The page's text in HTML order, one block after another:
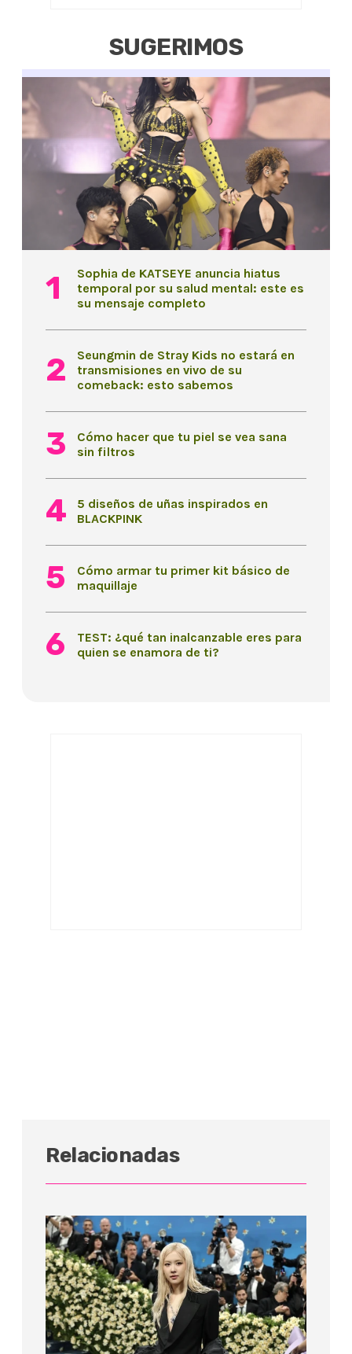
SUGERIMOS
Sophia de KATSEYE anuncia hiatus
temporal por su salud mental: este es
su mensaje completo
Seungmin de Stray Kids no estará en
transmisiones en vivo de su
comeback: esto sabemos
Cómo hacer que tu piel se vea sana
sin filtros
5 diseños de uñas inspirados en
BLACKPINK
Cómo armar tu primer kit básico de
maquillaje
TEST: ¿qué tan inalcanzable eres para
quien se enamora de ti?
Relacionadas